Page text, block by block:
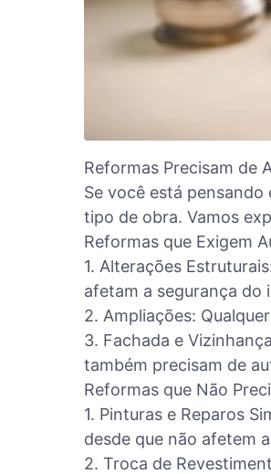
Reformas Precisam de
Se você está
tipo de obra. Vamos
Reformas que Exigem
1. Alterações
afetam a segurança do
2. Ampliações:
3. Fachada e
também precisam de
Reformas que Não
1. Pinturas e Reparos
desde que não afetem
2. Troca de